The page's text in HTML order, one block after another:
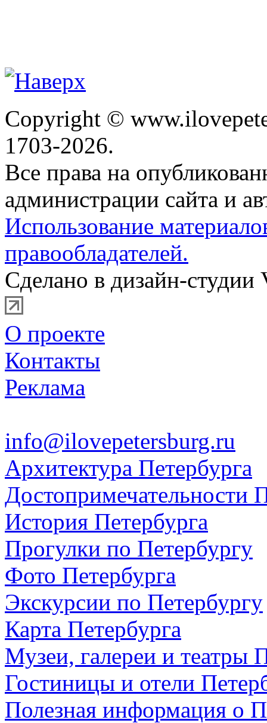
Copyright ©
1703-2026.
Все права на
администрации сайта и
Использование
правообладателей.
Сделано в дизайн-студии
О проекте
Контакты
Реклама
info@ilovepetersburg.ru
Архитектура Петербурга
Достопримечательности
История Петербурга
Прогулки по Петербургу
Фото Петербурга
Экскурсии по Петербургу
Карта Петербурга
Музеи, галереи и театры
Гостиницы и отели
Полезная информация о